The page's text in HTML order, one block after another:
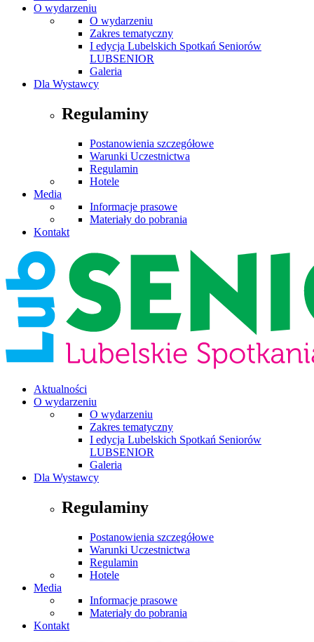
O wydarzeniu
O wydarzeniu
Zakres tematyczny
I edycja Lubelskich Spotkań Seniorów
LUBSENIOR
Galeria
Dla Wystawcy
Regulaminy
Postanowienia szczegółowe
Warunki Uczestnictwa
Regulamin
Hotele
Media
Informacje prasowe
Materiały do pobrania
Kontakt
Aktualności
O wydarzeniu
O wydarzeniu
Zakres tematyczny
I edycja Lubelskich Spotkań Seniorów
LUBSENIOR
Galeria
Dla Wystawcy
Regulaminy
Postanowienia szczegółowe
Warunki Uczestnictwa
Regulamin
Hotele
Media
Informacje prasowe
Materiały do pobrania
Kontakt